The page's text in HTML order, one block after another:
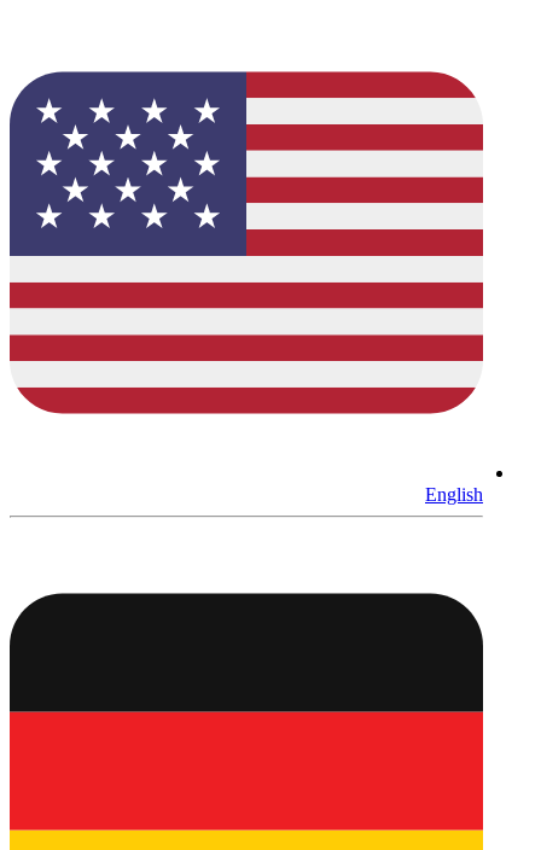
English